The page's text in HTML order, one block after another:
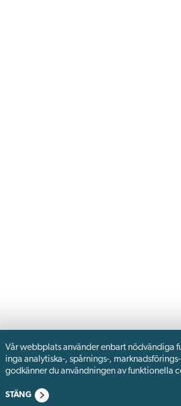
Vår webbplats använder enbart nödvändiga
inga analytiska-, spårnings-,
godkänner du användningen av funktionella
STÄNG